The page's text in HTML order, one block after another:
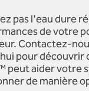
pas l'eau dure
de votre
Contactez-
pour découvrir
peut aider votre
de manière